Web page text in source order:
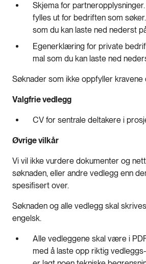
Skjema for
fylles ut for bedriften som
som du kan laste ned nederst
Egenerklæring for private
mal som du kan laste ned
Søknader som ikke oppfyller kravene
Valgfrie vedlegg
CV for sentrale deltakere i
Øvrige vilkår
Vi vil ikke vurdere dokumenter og
søknaden, eller andre vedlegg enn
spesifisert over.
Søknaden og alle vedlegg skal
engelsk.
Alle vedleggene skal være i
med å laste opp riktig